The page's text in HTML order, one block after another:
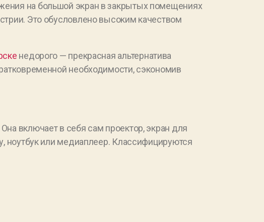
на большой экран в закрытых помещениях
Это обусловлено высоким качеством
недорого — прекрасная альтернатива
необходимости, сэкономив
включает в себя сам проектор, экран для
ноутбук или медиаплеер. Классифицируются